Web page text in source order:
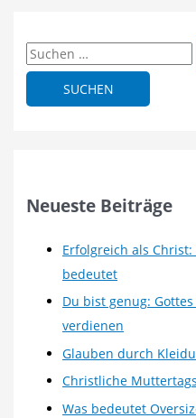
S
u
a
Neueste Beiträge
Erfolgreich als
bedeutet
Du bist genug:
verdienen
Glauben durch
Christliche
Was bedeutet